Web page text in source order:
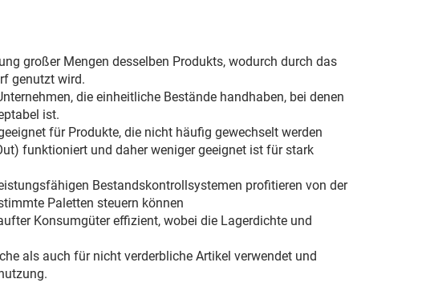
großer Mengen desselben Produkts, wodurch durch das
genutzt wird.
die einheitliche Bestände handhaben, bei denen
ist.
für Produkte, die nicht häufig gewechselt werden
funktioniert und daher weniger geeignet ist für stark
Bestandskontrollsystemen profitieren von der
Paletten steuern können
Konsumgüter effizient, wobei die Lagerdichte und
als auch für nicht verderbliche Artikel verwendet und